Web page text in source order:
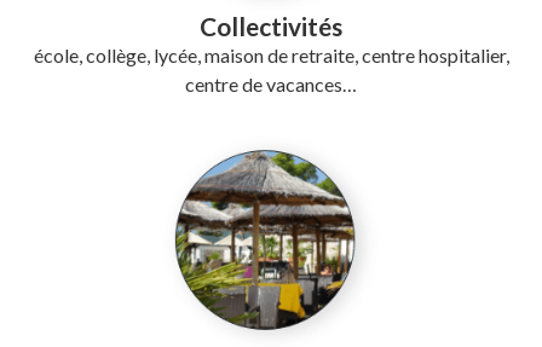
Collectivités
école, collège, lycée, maison de retraite, centre hospitalier,
centre de vacances…